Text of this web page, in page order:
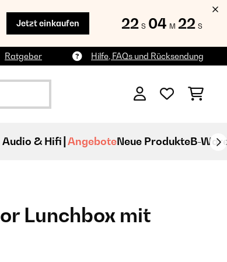
Jetzt einkaufen 22 S 04 M 21 S
Ratgeber Hilfe, FAQs und Rücksendung
Audio & Hifi AngeboteNeue ProdukteB-
Lunchbox mit